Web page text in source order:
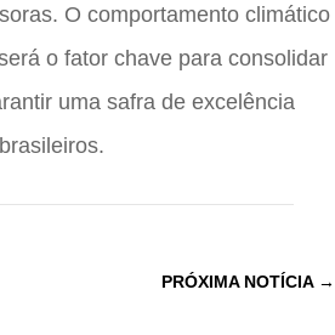
O comportamento climático
o fator chave para consolidar
uma safra de excelência
PRÓXIMA NOTÍCIA→